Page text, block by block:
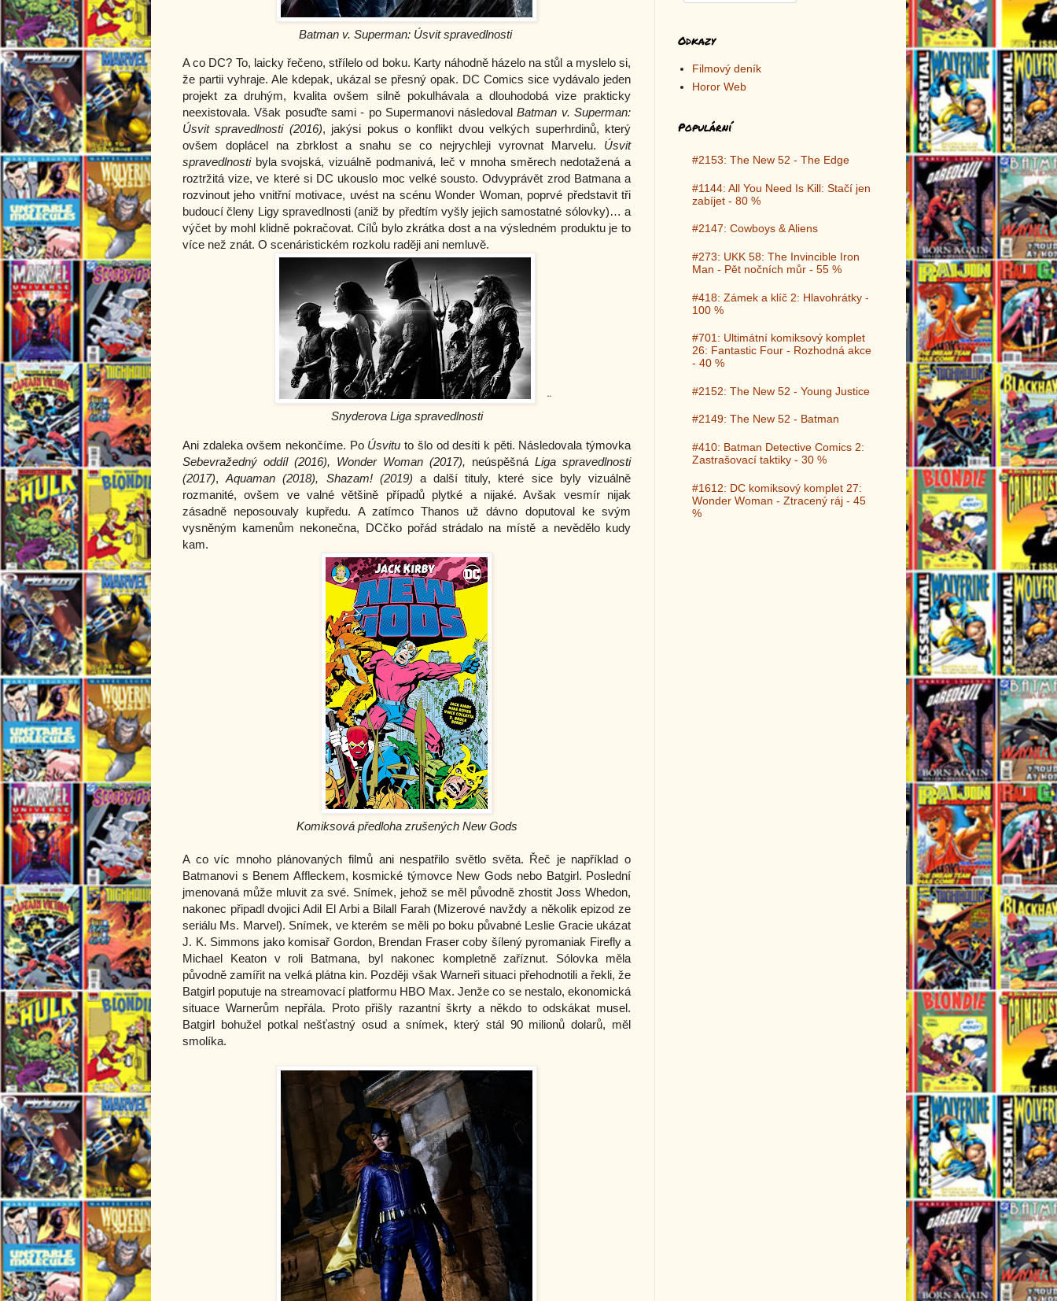
Batman v. Superman: Úsvit spravedlnosti
A co DC? To, laicky řečeno, střílelo od boku. Karty náhodně házelo na stůl a myslelo si,
že partii vyhraje. Ale kdepak, ukázal se přesný opak. DC Comics sice vydávalo jeden
projekt za druhým, kvalita ovšem silně pokulhávala a dlouhodobá vize prakticky
neexistovala. Však posuďte sami - po Supermanovi následoval Batman v. Superman:
Úsvit spravedlnosti (2016), jakýsi pokus o konflikt dvou velkých superhrdinů, který
ovšem doplácel na zbrklost a snahu se co nejrychleji vyrovnat Marvelu. Úsvit
spravedlnosti byla svojská, vizuálně podmanivá, leč v mnoha směrech nedotažená a
roztržitá vize, ve které si DC ukouslo moc velké sousto. Odvyprávět zrod Batmana a
rozvinout jeho vnitřní motivace, uvést na scénu Wonder Woman, poprvé představit tři
budoucí členy Ligy spravedlnosti (aniž by předtím vyšly jejich samostatné sólovky)… a
výčet by mohl klidně pokračovat. Cílů bylo zkrátka dost a na výsledném produktu je to
více než znát. O scenáristickém rozkolu raději ani nemluvě.
¨
Snyderova Liga spravedlnosti
Ani zdaleka ovšem nekončíme. Po Úsvitu
Sebevražedný oddíl (2016), Wonder Woman (2017), neúspěšná Liga spravedlnosti
(2017), Aquaman (2018), Shazam! (2019) a další tituly, které sice byly vizuálně
rozmanité, ovšem ve valné většině případů plytké a nijaké. Avšak vesmír nijak
zásadně neposouvaly kupředu. A zatímco Thanos už dávno doputoval ke svým
vysněným kamenům nekonečna, DCčko pořád strádalo na místě a nevědělo kudy
kam.
Komiksová předloha zrušených New Gods
A co víc mnoho plánovaných filmů ani nespatřilo světlo světa. Řeč je například o
Batmanovi s Benem Affleckem, kosmické týmovce New Gods nebo Batgirl. Poslední
jmenovaná může mluvit za své. Snímek, jehož se měl původně zhostit Joss Whedon,
nakonec připadl dvojici Adil El Arbi a Bilall Farah (Mizerové navždy a několik epizod ze
seriálu Ms. Marvel). Snímek, ve kterém se měli po boku půvabné Leslie Gracie ukázat
J. K. Simmons jako komisař Gordon, Brendan Fraser coby šílený pyromaniak Firefly a
Michael Keaton v roli Batmana, byl nakonec kompletně zaříznut. Sólovka měla
původně zamířit na velká plátna kin. Později však Warneři situaci přehodnotili a řekli, že
Batgirl poputuje na streamovací platformu HBO Max. Jenže co se nestalo, ekonomická
situace Warnerům nepřála. Proto přišly razantní škrty a někdo to odskákat musel.
Batgirl bohužel potkal nešťastný osud a snímek, který stál 90 milionů dolarů, měl
smolíka.
Odkazy
Filmový deník
Horor Web
Populární
#2153: The New 52 - The Edge
#1144: All You Need Is Kill: Stačí jen
zabíjet - 80 %
#2147: Cowboys & Aliens
#273: UKK 58: The Invincible Iron
Man - Pět nočních můr - 55 %
#418: Zámek a klíč 2: Hlavohrátky -
100 %
#701: Ultimátní komiksový komplet
26: Fantastic Four - Rozhodná akce
- 40 %
#2152: The New 52 - Young Justice
#2149: The New 52 - Batman
#410: Batman Detective Comics 2:
Zastrašovací taktiky - 30 %
#1612: DC komiksový komplet 27:
Wonder Woman - Ztracený ráj - 45
%